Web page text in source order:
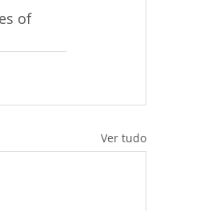
of
Ver tudo